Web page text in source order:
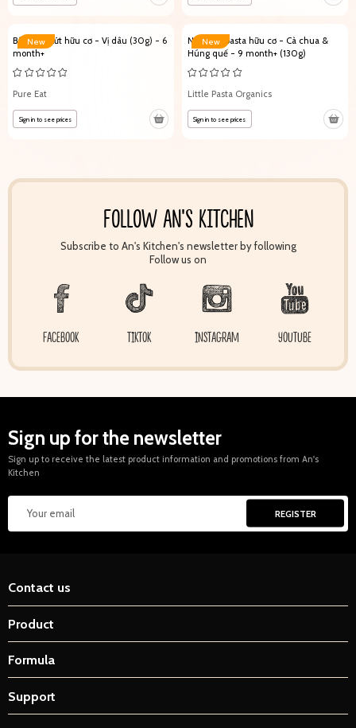
New
Bánh gạo lứt hữu cơ - Vị dâu (30g) - 6
month+
Pure Eat
Sign in to see prices
New
Nước sốt pasta hữu cơ - Cà chua &
Húng quế - 9 month+ (130g)
Little Pasta Organics
Sign in to see prices
FOLLOW AN'S KITCHEN
Subscribe to An's Kitchen's newsletter by following
Follow us on
FACEBOOK TIKTOK INSTAGRAM YOUTUBE
Sign up for the newsletter
Sign up to receive the latest product information and promotions from An's
Kitchen
Contact us
Product
Formula
Support